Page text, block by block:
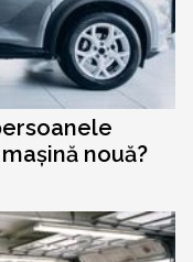
nouă?